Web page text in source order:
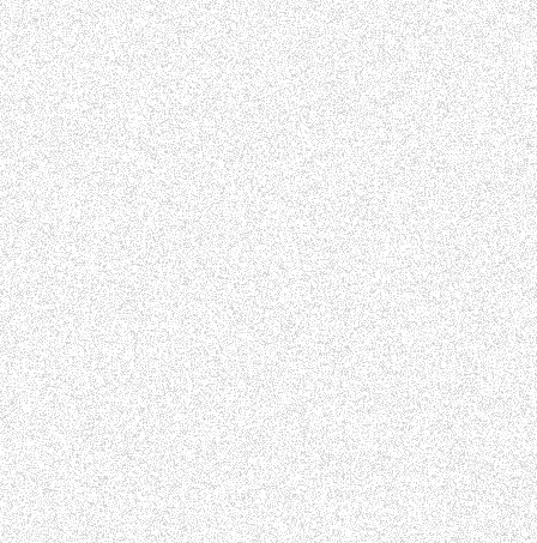
IP - Adresse in anonymisierter Form (wird nur zur Feststellung
Wie schützen wir Ihre Daten
Wir haben nur einen beschränkten Kreis an Webadministratoren
Welche Daten erhalten wir von Drittanbietern
Wir erhalten keine Daten von Drittanbietern.